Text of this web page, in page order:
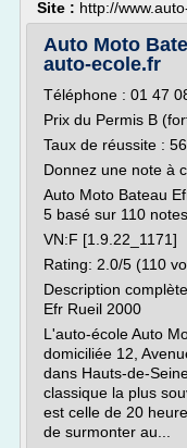
Site : http://
Auto Moto
auto-ecole.fr
Téléphone : 01 47
Prix du Permis B
Taux de réussite :
Donnez une note à
Auto Moto Bateau
5 basé sur 110 notes.
VN:F [1.9.22_1171]
Rating: 2.0/5 (110
Description
Efr Rueil 2000
L'auto-école Auto
domiciliée 12,
dans Hauts-de-
classique la plus
est celle de 20
de surmonter au...